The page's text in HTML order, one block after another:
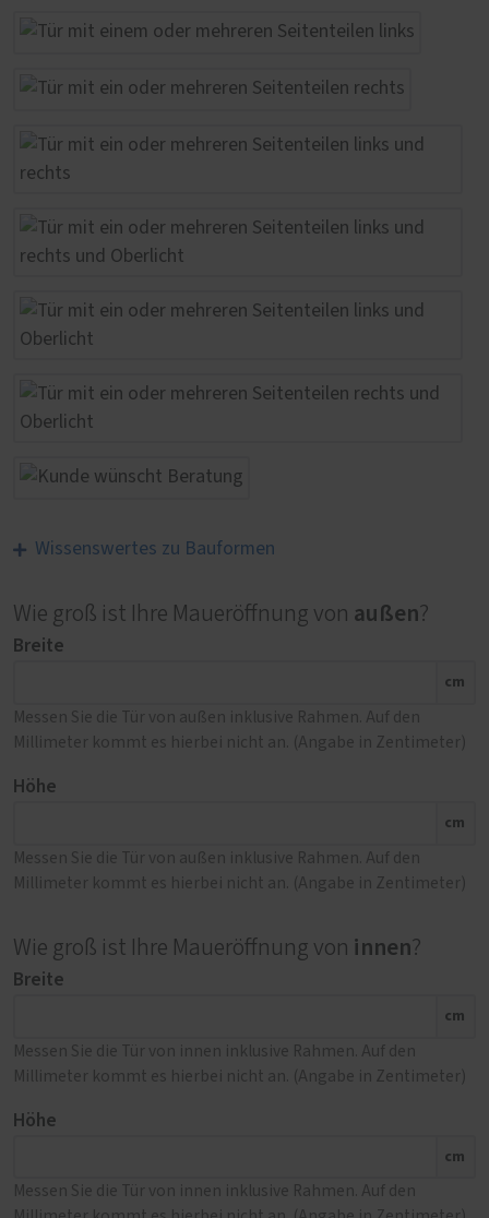
Wissenswertes zu Bauformen
Wie groß ist Ihre Maueröffnung von außen?
Breite
cm
Messen Sie die Tür von außen inklusive Rahmen. Auf den
Millimeter kommt es hierbei nicht an. (Angabe in Zentimeter)
Höhe
cm
Messen Sie die Tür von außen inklusive Rahmen. Auf den
Millimeter kommt es hierbei nicht an. (Angabe in Zentimeter)
Wie groß ist Ihre Maueröffnung von innen?
Breite
cm
Messen Sie die Tür von innen inklusive Rahmen. Auf den
Millimeter kommt es hierbei nicht an. (Angabe in Zentimeter)
Höhe
cm
Messen Sie die Tür von innen inklusive Rahmen. Auf den